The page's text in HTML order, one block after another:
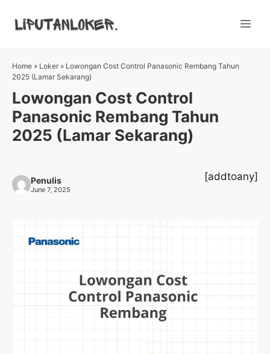
Home » Loker » Lowongan Cost Control Panasonic Rembang Tahun
2025 (Lamar Sekarang)
Lowongan Cost Control
Panasonic Rembang Tahun
2025 (Lamar Sekarang)
Penulis
June 7, 2025
[addtoany]